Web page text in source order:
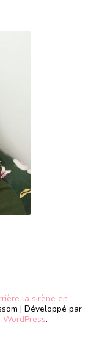
la sirène en
| Développé par
WordPress.